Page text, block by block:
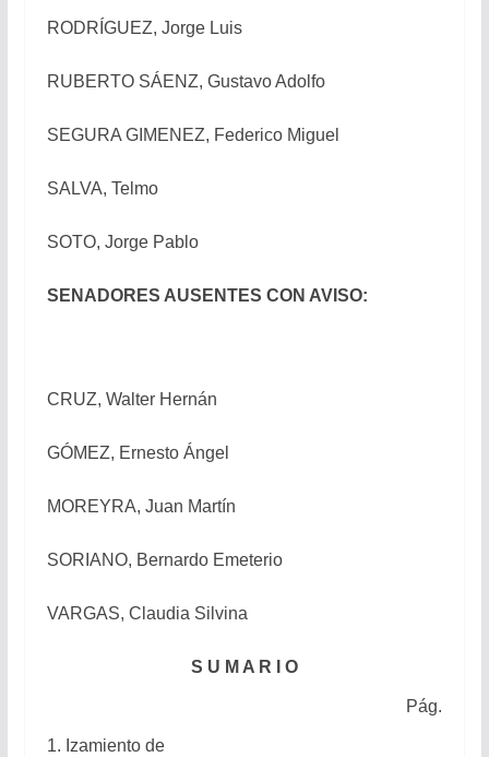
RODRÍGUEZ, Jorge Luis
RUBERTO SÁENZ, Gustavo Adolfo
SEGURA GIMENEZ, Federico Miguel
SALVA, Telmo
SOTO, Jorge Pablo
SENADORES AUSENTES CON AVISO:
CRUZ, Walter Hernán
GÓMEZ, Ernesto Ángel
MOREYRA, Juan Martín
SORIANO, Bernardo Emeterio
VARGAS, Claudia Silvina
S U M A R I O
Pág.
1. Izamiento de